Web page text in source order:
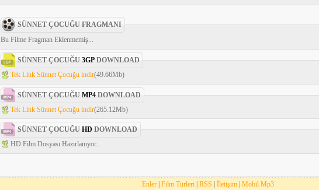
SÜNNET ÇOCUĞU FRAGMANI
Bu Filme Fragman Eklenmemiş...
SÜNNET ÇOCUĞU 3GP DOWNLOAD
Tek Link Sünnet Çocuğu indir(49.66Mb)
SÜNNET ÇOCUĞU MP4 DOWNLOAD
Tek Link Sünnet Çocuğu indir(265.12Mb)
SÜNNET ÇOCUĞU HD DOWNLOAD
HD Film Dosyası Hazırlanıyor...
Enler | Film Türleri | RSS | İletişim | Mobil Mp3